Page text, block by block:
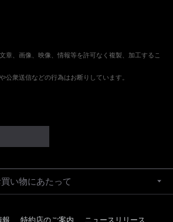
章、画像、映像、情報等を許可なく複製、加工するこ
公衆送信などの行為はお断りしています。
い物にあたって
報 特約店のご案内 ニュースリリース